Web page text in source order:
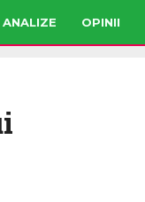
ANALIZE OPINII